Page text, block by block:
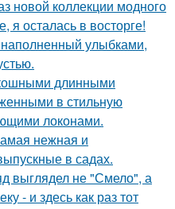
новой коллекции модного
я осталась в восторге!
улыбками,
длинными
в стильную
локонами.
нежная и
в садах.
выглядел не "Смело", а
- и здесь как раз тот